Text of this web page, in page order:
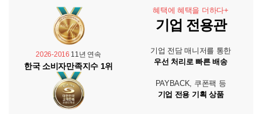
2026-2016 11년 연속
한국 소비자만족지수 1위
혜택에 혜택을 더하다+
기업 전용관
기업 전담 매니저를 통한
우선 처리로 빠른 배송
PAYBACK, 쿠폰팩 등
기업 전용 기획 상품